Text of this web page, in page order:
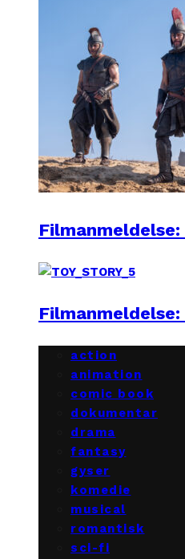
Filmanmeldelse:
action
animation
comic book
dokumentar
drama
fantasy
gyser
komedie
musical
romantisk
sci-fi